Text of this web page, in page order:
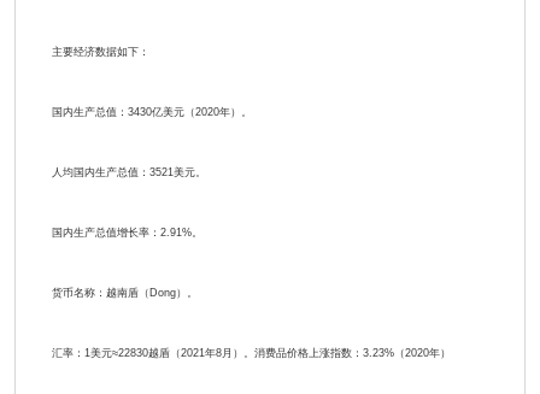
主要经济数据如下：
国内生产总值：3430亿美元（2020年）。
人均国内生产总值：3521美元。
国内生产总值增长率：2.91%。
货币名称：越南盾（Dong）。
汇率：1美元≈22830越盾（2021年8月）。消费品价格上涨指数：3.23%（2020年）